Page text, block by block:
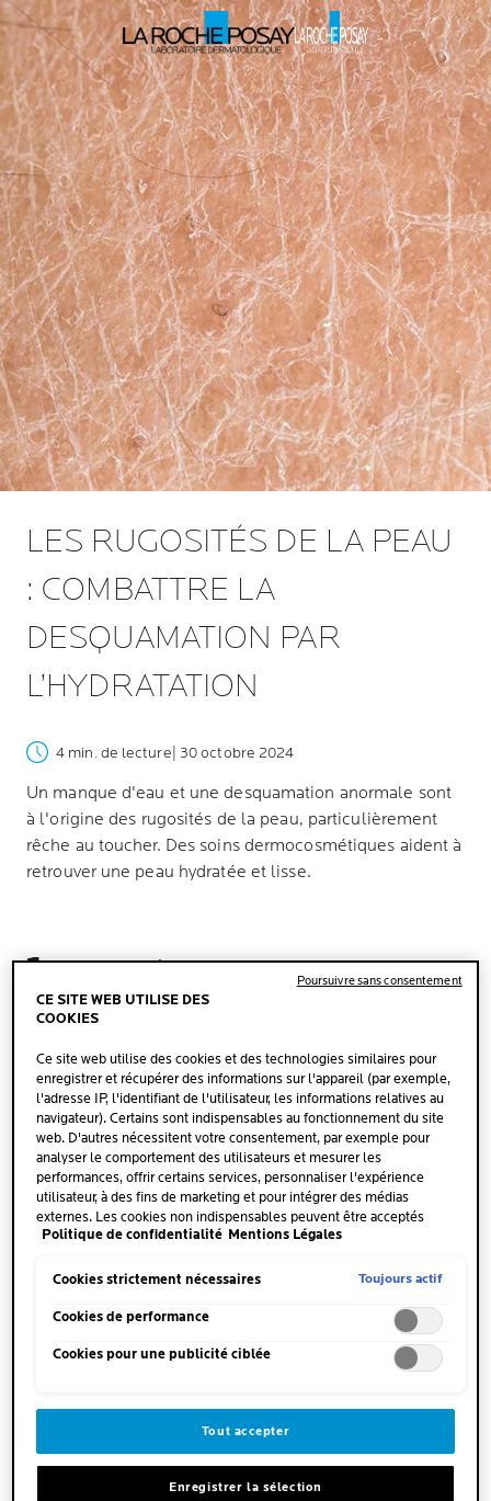
LES RUGOSITÉS DE LA PEAU
: COMBATTRE LA
DESQUAMATION PAR
L’HYDRATATION
4 min. de lecture | 30 octobre 2024
Un manque d'eau et une desquamation anormale sont
à l'origine des rugosités de la peau, particulièrement
rêche au toucher. Des soins dermocosmétiques aident à
retrouver une peau hydratée et lisse.
LES SYMPTÔMES
LES ORIGINES
LES TRAITEMENTS
LES SYMPTÔMES
toucher. Elle présente en effet une texture
granuleuse et rêche. De plus, une peau avec des
rugosités a tendance à craqueler et à peler. Ces
CE SITE WEB UTILISE DES
COOKIES
Ce site web utilise des cookies et des technologies similaires pour
enregistrer et récupérer des informations sur l'appareil (par exemple,
l'adresse IP, l'identifiant de l'utilisateur, les informations relatives au
navigateur). Certains sont indispensables au fonctionnement du site
web. D'autres nécessitent votre consentement, par exemple pour
analyser le comportement des utilisateurs et mesurer les
performances, offrir certains services, personnaliser l'expérience
utilisateur, à des fins de marketing et pour intégrer des médias
externes. Les cookies non indispensables peuvent être acceptés
directement (« Accepter tous ») ou refusés (« Continuer sans
paramètres et d'enregistrer vos préférences (« Enregistrer mes choix
sur le lien « Paramètres des cookies ». Pour plus d'informations,
Politique de confidentialité Mentions Légales
Cookies strictement nécessaires Toujours actif
Cookies de performance
Cookies pour une publicité ciblée
Tout accepter
Enregistrer la sélection
Poursuivre sans consentement